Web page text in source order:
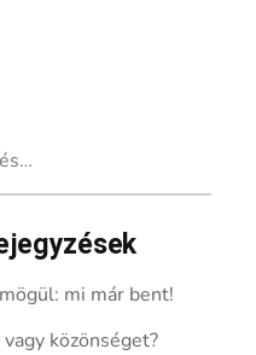
mi már bent!
közönséget?